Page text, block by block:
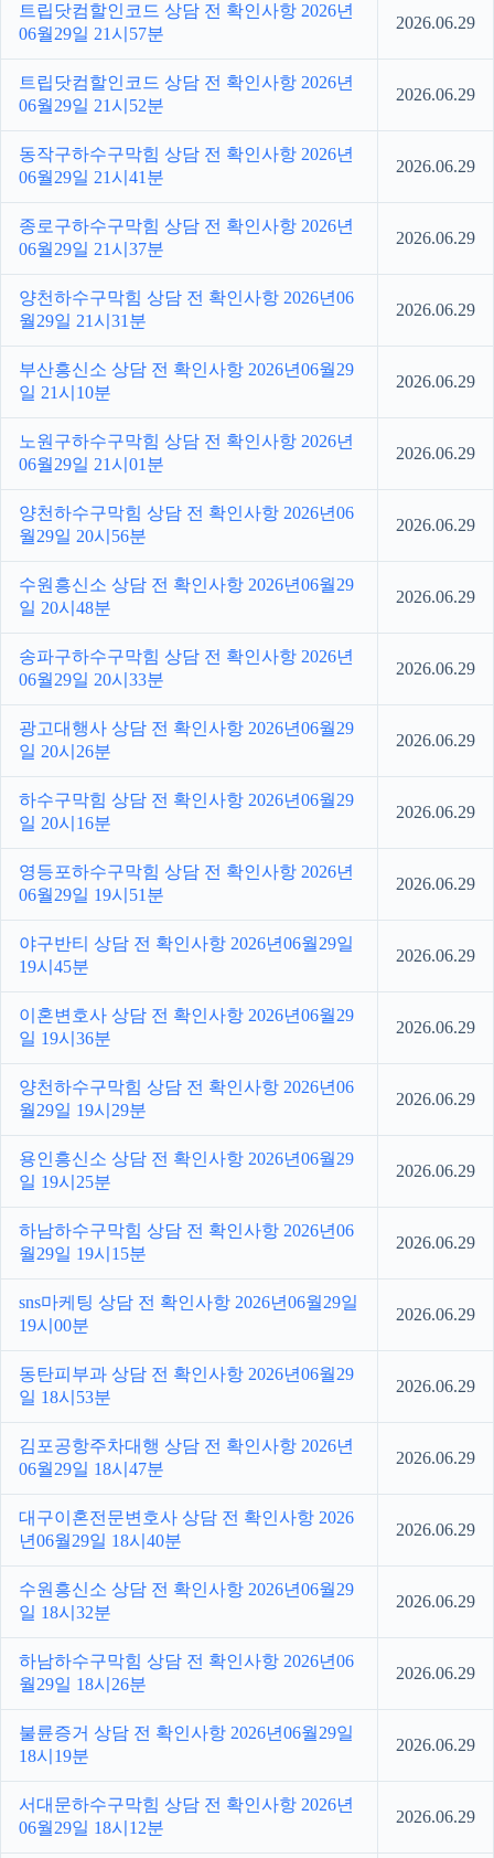
트립닷컴할인코드 상담 전 확인사항 2026년
06월29일 21시57분
2026.06.29
트립닷컴할인코드 상담 전 확인사항 2026년
06월29일 21시52분
2026.06.29
동작구하수구막힘 상담 전 확인사항 2026년
06월29일 21시41분
2026.06.29
종로구하수구막힘 상담 전 확인사항 2026년
06월29일 21시37분
2026.06.29
양천하수구막힘 상담 전 확인사항 2026년06
월29일 21시31분
2026.06.29
부산흥신소 상담 전 확인사항 2026년06월29
일 21시10분
2026.06.29
노원구하수구막힘 상담 전 확인사항 2026년
06월29일 21시01분
2026.06.29
양천하수구막힘 상담 전 확인사항 2026년06
월29일 20시56분
2026.06.29
수원흥신소 상담 전 확인사항 2026년06월29
일 20시48분
2026.06.29
송파구하수구막힘 상담 전 확인사항 2026년
06월29일 20시33분
2026.06.29
광고대행사 상담 전 확인사항 2026년06월29
일 20시26분
2026.06.29
하수구막힘 상담 전 확인사항 2026년06월29
일 20시16분
2026.06.29
영등포하수구막힘 상담 전 확인사항 2026년
06월29일 19시51분
2026.06.29
야구반티 상담 전 확인사항 2026년06월29일
19시45분
2026.06.29
이혼변호사 상담 전 확인사항 2026년06월29
일 19시36분
2026.06.29
양천하수구막힘 상담 전 확인사항 2026년06
월29일 19시29분
2026.06.29
용인흥신소 상담 전 확인사항 2026년06월29
일 19시25분
2026.06.29
하남하수구막힘 상담 전 확인사항 2026년06
월29일 19시15분
2026.06.29
sns마케팅 상담 전 확인사항 2026년06월29일
19시00분
2026.06.29
동탄피부과 상담 전 확인사항 2026년06월29
일 18시53분
2026.06.29
김포공항주차대행 상담 전 확인사항 2026년
06월29일 18시47분
2026.06.29
대구이혼전문변호사 상담 전 확인사항 2026
년06월29일 18시40분
2026.06.29
수원흥신소 상담 전 확인사항 2026년06월29
일 18시32분
2026.06.29
하남하수구막힘 상담 전 확인사항 2026년06
월29일 18시26분
2026.06.29
불륜증거 상담 전 확인사항 2026년06월29일
18시19분
2026.06.29
서대문하수구막힘 상담 전 확인사항 2026년
06월29일 18시12분
2026.06.29